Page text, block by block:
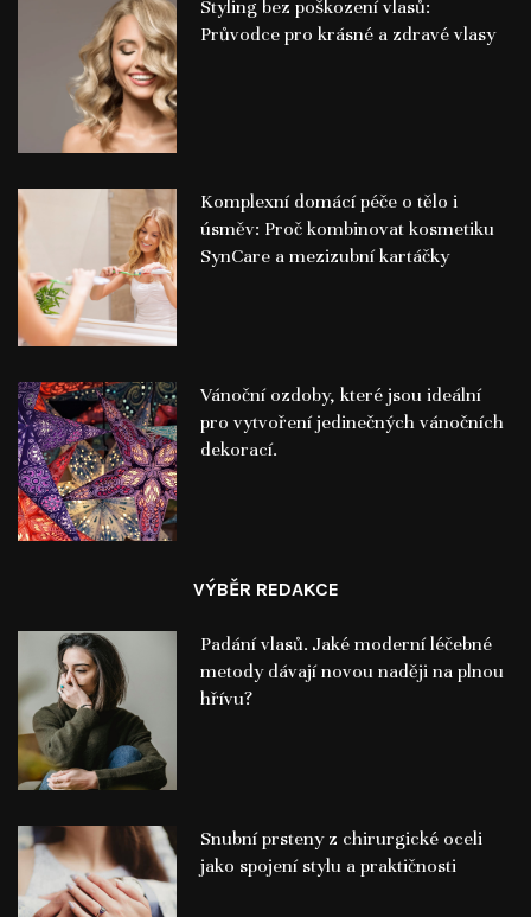
Styling bez poškození vlasů:
Průvodce pro krásné a zdravé vlasy
Komplexní domácí péče o tělo i
úsměv: Proč kombinovat kosmetiku
SynCare a mezizubní kartáčky
Vánoční ozdoby, které jsou ideální
pro vytvoření jedinečných vánočních
dekorací.
VÝBĚR REDAKCE
Padání vlasů. Jaké moderní léčebné
metody dávají novou naději na plnou
hřívu?
Snubní prsteny z chirurgické oceli
jako spojení stylu a praktičnosti